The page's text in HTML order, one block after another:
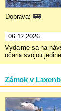
Doprava:
06.12.2026
Vydajme sa na
očaria svojou
Zámok v